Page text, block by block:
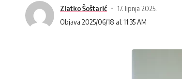
Zlatko Šoštarić
17. lipnja 2025.
Objava 2025/06/18 at 11:35 AM